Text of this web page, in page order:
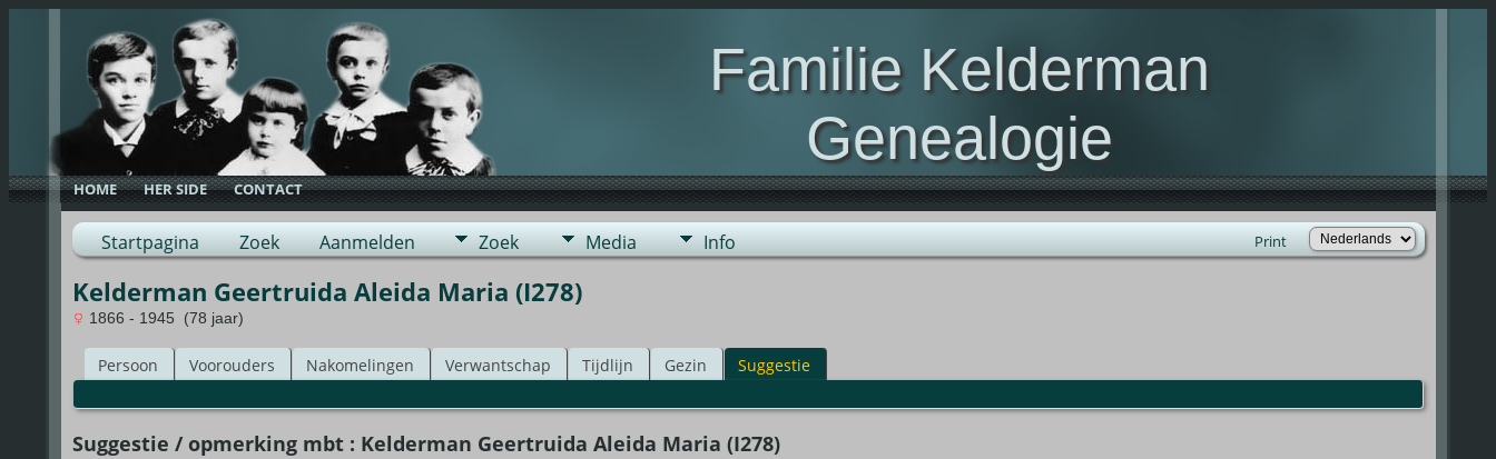
Familie Kelderman
Genealogie
Genealogie van de familie Kelderman(s)
HOME HER SIDE CONTACT
Startpagina Zoek Aanmelden Zoek Media Info Print
Kelderman Geertruida Aleida Maria (I278)
1866 - 1945 (78 jaar)
Persoon Voorouders Nakomelingen Verwantschap Tijdlijn Gezin Suggestie
Suggestie / opmerking mbt : Kelderman Geertruida Aleida Maria (I278)